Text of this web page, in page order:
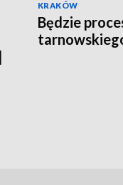
KRAKÓW
Będzie